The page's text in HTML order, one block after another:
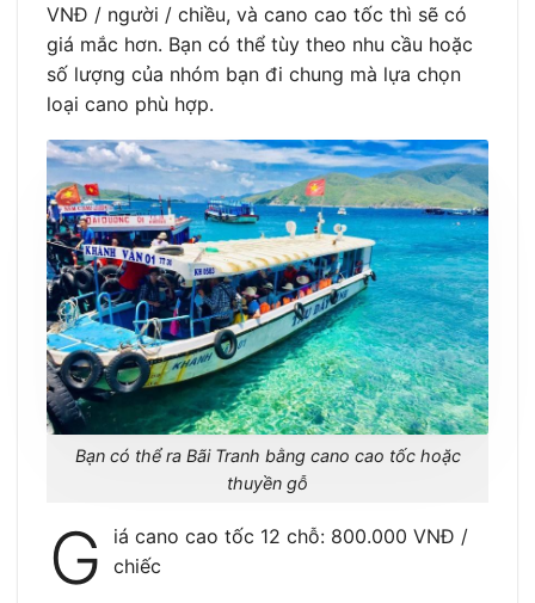
VNĐ / người / chiều, và cano cao tốc thì sẽ có
giá mắc hơn. Bạn có thể tùy theo nhu cầu hoặc
số lượng của nhóm bạn đi chung mà lựa chọn
loại cano phù hợp.
Bạn có thể ra Bãi Tranh bằng cano cao tốc hoặc
thuyền gỗ
G
iá cano cao tốc 12 chỗ: 800.000 VNĐ /
chiếc